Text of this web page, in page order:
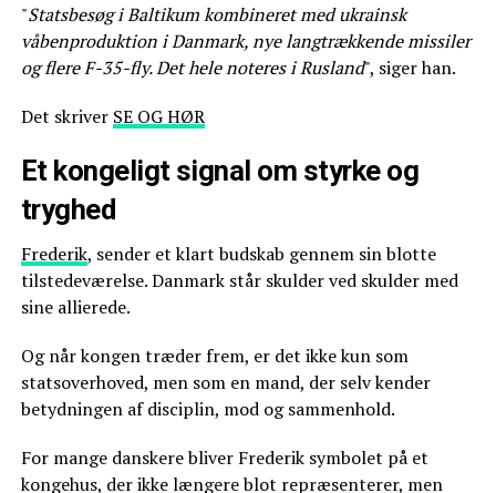
"Statsbesøg i Baltikum kombineret med ukrainsk
våbenproduktion i Danmark, nye langtrækkende missiler
og flere F-35-fly. Det hele noteres i Rusland", siger han.
Det skriver SE OG HØR
Et kongeligt signal om styrke og
tryghed
Frederik, sender et klart budskab gennem sin blotte
tilstedeværelse. Danmark står skulder ved skulder med
sine allierede.
Og når kongen træder frem, er det ikke kun som
statsoverhoved, men som en mand, der selv kender
betydningen af disciplin, mod og sammenhold.
For mange danskere bliver Frederik symbolet på et
kongehus, der ikke længere blot repræsenterer, men